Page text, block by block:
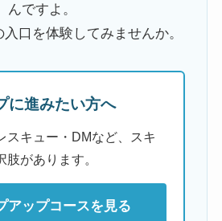
んですよ。
口を体験してみませんか。
に進みたい方へ
スキュー・DMなど、スキ
肢があります。
アップコースを見る